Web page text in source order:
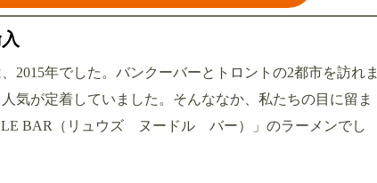
2015年でした。バンクーバーとトロントの2都市を訪れま
気が定着していました。そんななか、私たちの目に留ま
BAR（リュウズ ヌードル バー）」のラーメンでし